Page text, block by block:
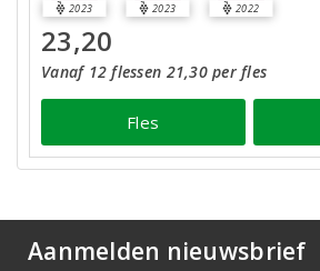
2023 2023 2022
23,20
Vanaf 12 flessen 21,30 per fles
Fles
Aanmelden nieuwsbrief